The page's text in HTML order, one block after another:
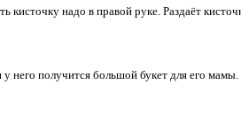
кисточку надо в правой руке. Раздаёт
получится большой букет для его